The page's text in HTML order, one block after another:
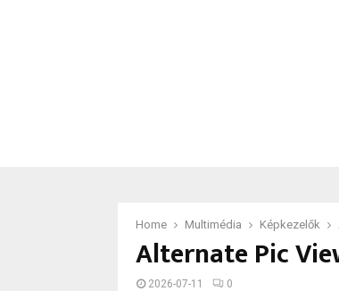
Home Multimédia Képkezelők
Alternate Pic
2026-07-11 0